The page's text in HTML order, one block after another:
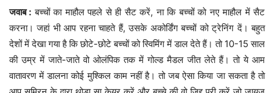
जवाब : बच्चों का माहौल पहले से ही सैट करें, ना कि बच्चों को नए माहौल में सैट
करना। जहां भी आप रहना चाहते हैं, उसके अकोर्डिंग बच्चों को ट्रेनिंग दें। बहुत
देशों में देखा गया है कि छोटे-छोटे बच्चों को स्विमिंग में डाल देते हैं। तो 10-15 साल
की उम्र में जाते-जाते वो ओलंपिक तक में गोल्ड मैडल जीत लेते हैं। तो ये आम
वातावरण में डालना कोई मुश्किल काम नहीं है। तो जब ऐसा किया जा सकता है तो